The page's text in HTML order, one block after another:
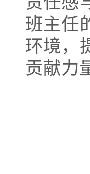
班主任
环境，
贡献力